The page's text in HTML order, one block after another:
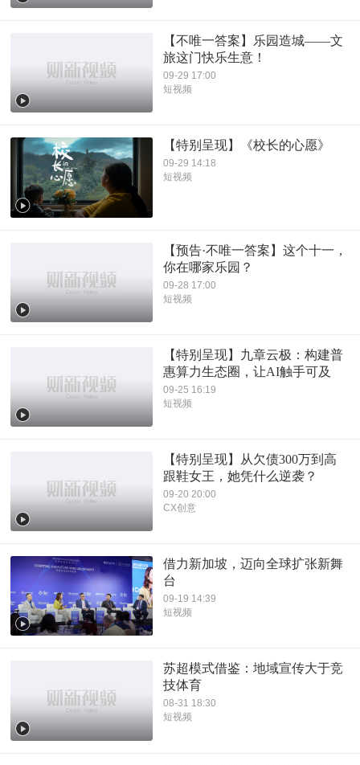
【不唯一答案】乐园造城——文
旅这门快乐生意！
09-29 17:00
短视频
【特别呈现】《校长的心愿》
09-29 14:18
短视频
【预告·不唯一答案】这个十一，
你在哪家乐园？
09-28 17:00
短视频
【特别呈现】九章云极：构建普
惠算力生态圈，让AI触手可及
09-25 16:19
短视频
【特别呈现】从欠债300万到高
跟鞋女王，她凭什么逆袭？
09-20 20:00
CX创意
借力新加坡，迈向全球扩张新舞
台
09-19 14:39
短视频
苏超模式借鉴：地域宣传大于竞
技体育
08-31 18:30
短视频